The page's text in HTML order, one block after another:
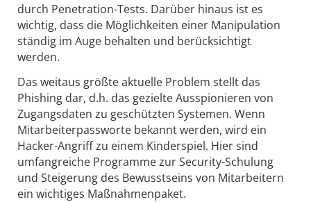
durch Penetration-Tests. Darüber hinaus ist es
wichtig, dass die Möglichkeiten einer Manipulation
ständig im Auge behalten und berücksichtigt
werden.
Das weitaus größte aktuelle Problem stellt das
Phishing dar, d.h. das gezielte Ausspionieren von
Zugangsdaten zu geschützten Systemen. Wenn
Mitarbeiterpassworte bekannt werden, wird ein
Hacker-Angriff zu einem Kinderspiel. Hier sind
umfangreiche Programme zur Security-Schulung
und Steigerung des Bewusstseins von Mitarbeitern
ein wichtiges Maßnahmenpaket.